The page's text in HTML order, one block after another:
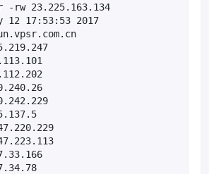
-rw 23.225.163.134
17:53:53 2017